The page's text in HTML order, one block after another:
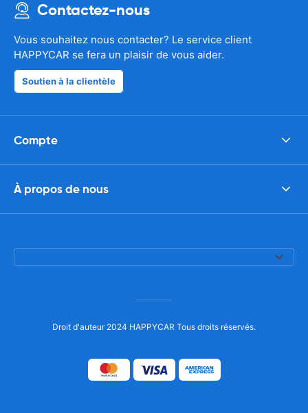
Contactez-nous
Vous souhaitez nous contacter? Le service client
HAPPYCAR se fera un plaisir de vous aider.
Soutien à la clientèle
Compte
À propos de nous
Droit d'auteur 2024 HAPPYCAR Tous droits réservés.